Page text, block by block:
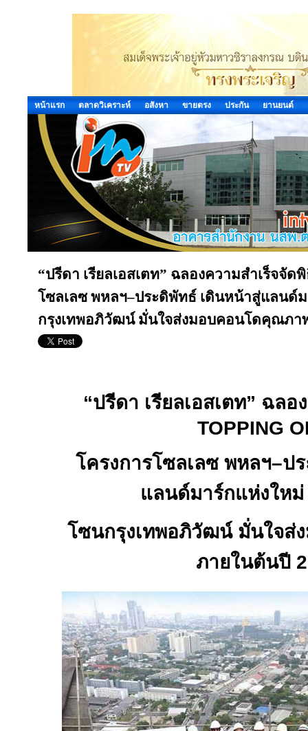
หน้าแรก ตลาดวิเคราะห์ อสังหา ขายตรง ประกัน ยานยนต์
“ปรีดา เรียลเอสเตท” ฉลองความสำเร็จจัด
โซลเลซ พหลฯ–ประดิพัทธ์ เดินหน้าสู่แลนด์ม
กรุงเทพอภิวัฒน์ มั่นใจส่งมอบคอนโดคุณภา
“ปรีดา เรียลเอสเตท” ฉล
TOPPING
โครงการโซลเลซ พหลฯ–
แลนด์มาร์กแห่งให
โซนกรุงเทพอภิวัฒน์ มั่นใจ
ภายในต้นปี